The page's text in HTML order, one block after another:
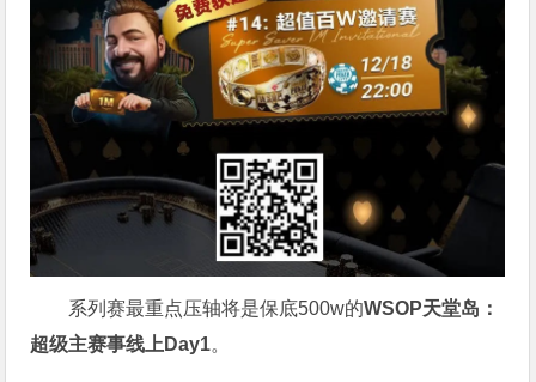
系列赛最重点压轴将是保底500w的WSOP天堂岛：
超级主赛事线上Day1。